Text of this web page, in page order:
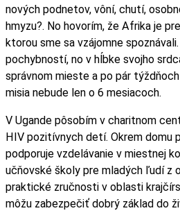
nových podnetov, vôní, chutí,
hmyzu?. No hovorím, že Afrika je
ktorou sme sa vzájomne
pochybností, no v hĺbke svojho
správnom mieste a po pár
misia nebude len o 6 mesiacoch.
V Ugande pôsobím v charitnom
HIV pozitívnych detí. Okrem domu
podporuje vzdelávanie v miestnej
učňovské školy pre mladých ľudí z
praktické zručnosti v oblasti
môžu zabezpečiť dobrý základ do